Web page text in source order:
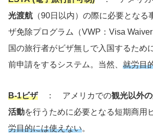
光渡航 （90日以内）の際に必要となる
ザ免除プログラム（VWP：Visa
国の旅行者がビザ無しで入国するため
前申請をするシステム。当然、 就労目
B-1ビザ： アメリカでの観光以外
活動を行うために必要となる短期商用
労目的には使えない。